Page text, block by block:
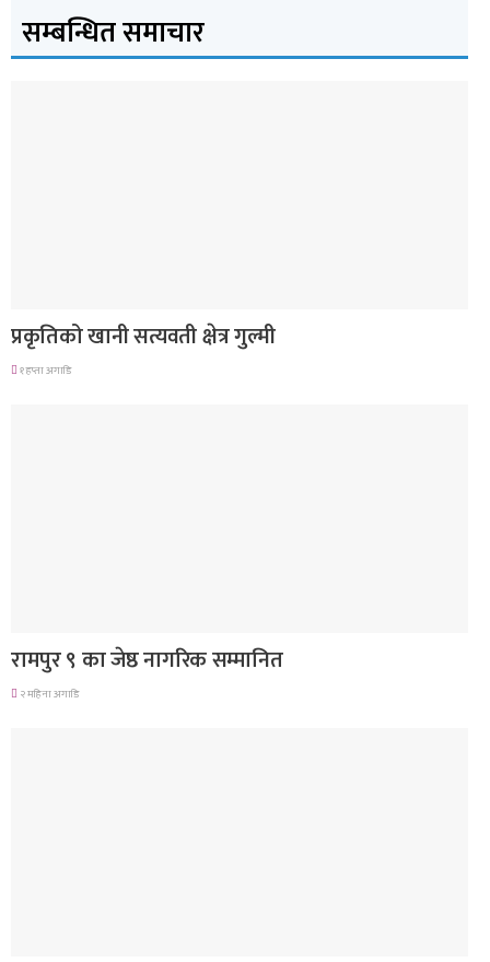
सम्बन्धित समाचार
प्रकृतिको खानी सत्यवती क्षेत्र गुल्मी
१ हप्ता अगाडि
रामपुर ९ का जेष्ठ नागरिक सम्मानित
२ महिना अगाडि